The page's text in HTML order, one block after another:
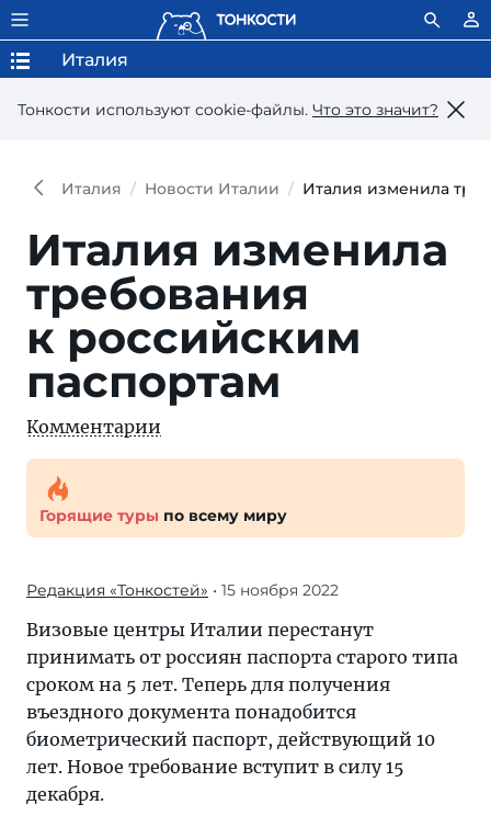
Тонкости используют сookie-файлы. Что это значит?
Италия
Италия Новости Италии Италия изменила
Италия изменила
требования
к российским
паспортам
Комментарии
Горящие туры по всему миру
Редакция «Тонкостей» • 15 ноября 2022
Визовые центры Италии перестанут
принимать от россиян паспорта старого типа
сроком на 5 лет. Теперь для получения
въездного документа понадобится
биометрический паспорт, действующий 10
лет. Новое требование вступит в силу 15
декабря.